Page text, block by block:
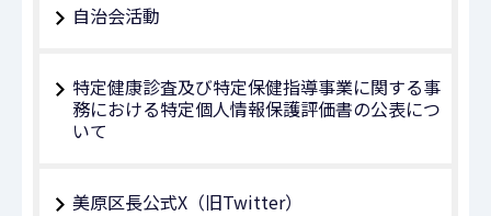
自治会活動
特定健康診査及び特定保健指導事業に関する事
務における特定個人情報保護評価書の公表につ
いて
美原区長公式X（旧Twitter）